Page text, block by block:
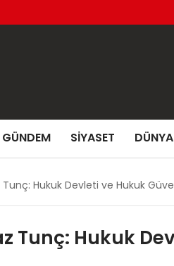
GÜNDEM SIYASET DÜNYA
Tunç: Hukuk Devleti ve Hukuk
Tunç: Hukuk